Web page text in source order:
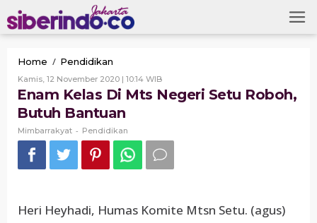
to
content
Home / Pendidikan
Kelas
Di
Mts
Negeri
Roboh,
Butuh
Bantuan
Kamis, 12 November 2020 | 10:14 WIBOleh
Mimbarrakyat
Enam Kelas Di Mts Negeri Setu Roboh,
Butuh Bantuan
Mimbarrakyat - Pendidikan
Heri Heyhadi, Humas Komite Mtsn Setu. (agus)